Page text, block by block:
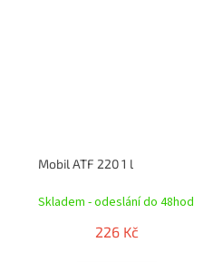
Mobil ATF 220 1 l
Skladem - odeslání do 48hod
226 Kč